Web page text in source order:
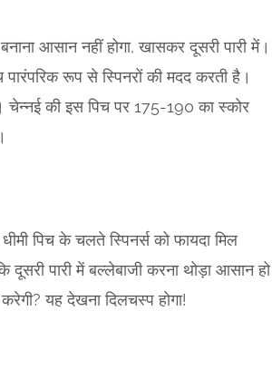
आसान नहीं होगा, खासकर दूसरी पारी में।
रूप से स्पिनरों की मदद करती है।
चेन्नई की इस पिच पर 175-190 का स्कोर
पिच के चलते स्पिनर्स को फायदा मिल
पारी में बल्लेबाजी करना थोड़ा आसान हो
यह देखना दिलचस्प होगा!